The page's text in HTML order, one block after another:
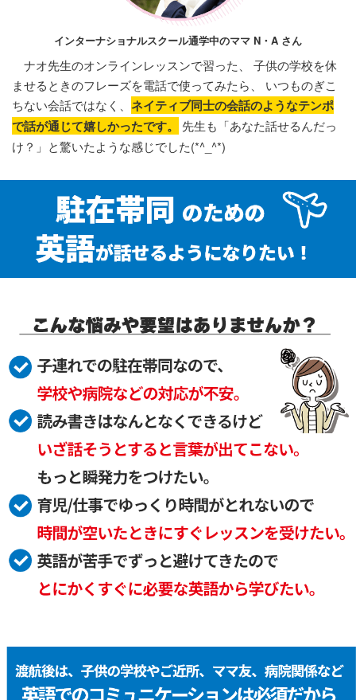
インターナショナルスクール通学中のママ N・A さん
ナオ先生のオンラインレッスンで習った、 子供の学校を休
ませるときのフレーズを電話で使ってみたら、 いつものぎこ
ちない会話ではなく、 ネイティブ同士の会話のようなテンポ
で話が通じて嬉しかったです。
先生も「あなた話せるんだっ
け？」と驚いたような感じでした(*^_^*)